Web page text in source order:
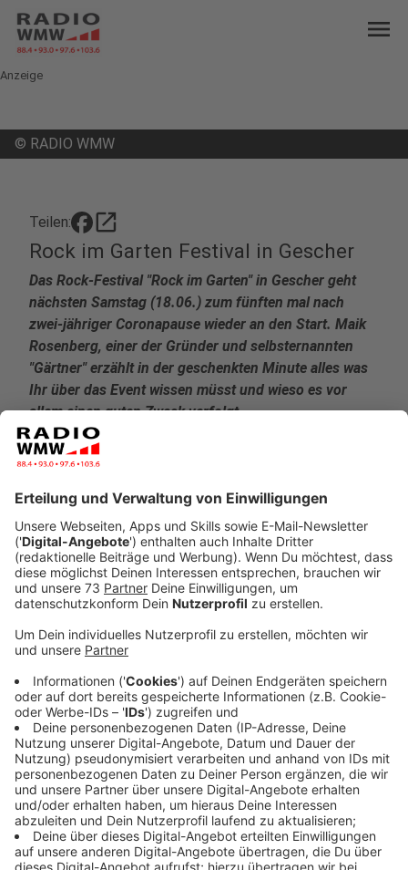
menu
Anzeige
© RADIO WMW
Teilen: open_in_new
Rock im Garten Festival in Gescher
Das Rock-Festival "Rock im Garten" in Gescher geht
nächsten Samstag (18.06.) zum fünften mal nach
zwei-jähriger Coronapause wieder an den Start. Maik
Rosenberg, einer der Gründer und selbsternannten
"Gärtner" erzählt in der geschenkten Minute alles was
Ihr über das Event wissen müsst und wieso es vor
allem einen guten Zweck verfolgt.
Veröffentlicht:
Anzeige
Das steckt hinter dem Namen "Rock im
Garten"
2015 hatten die fünf Gründer die Idee ein kleines
Festival auszurichten, als eigene Band "Bugs in a Trap".
Für den Namen "Rock im Garten" ist die Location, der
private Garten, verantwortlich. Begonnen als kleines
Event für Freunde und Familie stieg das Interesse
schnell. Somit haben sich die fünf 2018 entschlossen
das Festival erstmals öffentlich zu veranstalten.
Seitdem treten Bands aus den Bereichen Metal,
Alternative Rock, Indie, Synthie-Rock auf. Auch die